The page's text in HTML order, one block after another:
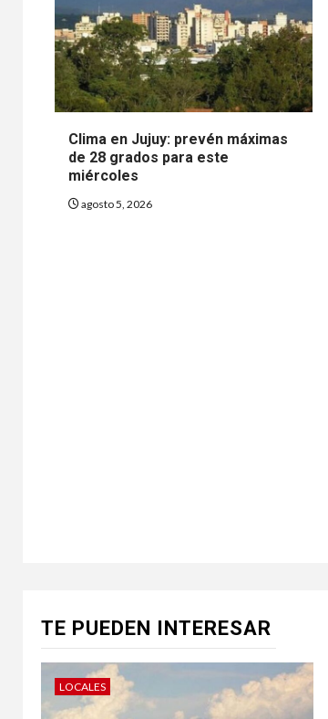
Clima en Jujuy: prevén máximas
de 28 grados para este
miércoles
agosto 5, 2026
TE PUEDEN INTERESAR
LOCALES